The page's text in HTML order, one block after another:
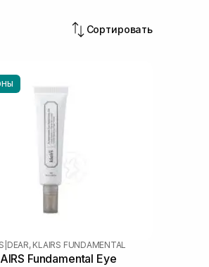
Сортировать
DEAR, KLAIRS FUNDAMENTAL
Fundamental Eye